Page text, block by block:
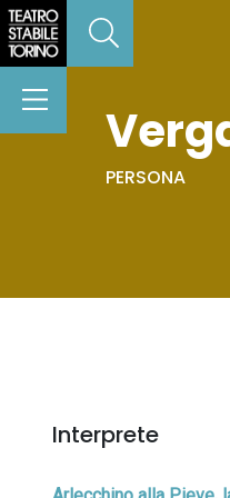
PERSONA
Interprete